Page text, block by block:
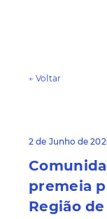
← Voltar
2 de Junho de
premeia
Região